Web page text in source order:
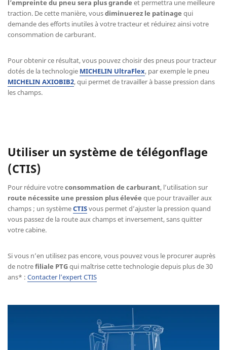
l’empreinte du pneu sera plus grande et permettra une meilleure
traction. De cette manière, vousdiminuerez le patinage qui
demande des efforts inutiles à votre tracteur et réduirez ainsi votre
consommation de carburant.
Pour obtenir ce résultat, vous pouvez choisir des pneus pour tracteur
dotés de la technologie MICHELIN UltraFlex, par exemple le pneu
MICHELIN AXIOBIB2, qui permet de travailler à basse pression dans
les champs.
Utiliser un système de télégonflage
(CTIS)
Pour réduire votreconsommation de carburant, l’utilisation sur
route nécessite une pression plus élevée que pour travailler aux
champs ; un systèmeCTISvous permet d’ajuster la pression quand
vous passez de la route aux champs et inversement, sans quitter
votre cabine.
Si vous n’en utilisez pas encore, vous pouvez vous le procurer auprès
de notrefiliale PTGqui maîtrise cette technologie depuis plus de 30
ans* : Contacter l’expert CTIS